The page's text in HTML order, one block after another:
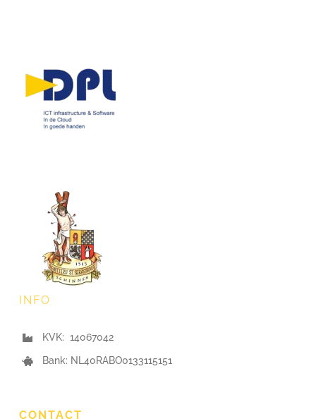
CONTACT
INFO
KVK: 14067042
Bank: NL40RABO0133115151